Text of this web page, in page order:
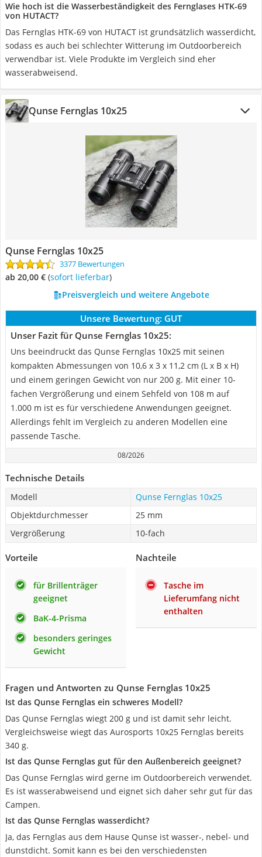
Wie hoch ist die Wasserbeständigkeit des Fernglases HTK-69
von HUTACT?
Das Fernglas HTK-69 von HUTACT ist grundsätzlich wasserdicht,
sodass es auch bei schlechter Witterung im Outdoorbereich
verwendbar ist. Viele Produkte im Vergleich sind eher
wasserabweisend.
Qunse Fernglas 10x25
Qunse Fernglas 10x25
3377 Bewertungen
ab 20,00 € ( Sofort lieferbar)
Preisvergleich und weitere Angebote
Unsere Bewertung: GUT
Unser Fazit für Qunse Fernglas 10x25:
Uns beeindruckt das Qunse Fernglas 10x25 mit seinen
kompakten Abmessungen von 10,6 x 3 x 11,2 cm (L x B x H)
und einem geringen Gewicht von nur 200 g. Mit einer 10-
fachen Vergrößerung und einem Sehfeld von 108 m auf
1.000 m ist es für verschiedene Anwendungen geeignet.
Allerdings fehlt im Vergleich zu anderen Modellen eine
passende Tasche.
08/2026
Technische Details
Modell
Qunse Fernglas 10x25
Objektdurchmesser
25 mm
Vergrößerung
10-fach
Vorteile
für Brillenträger
geeignet
BaK-4-Prisma
besonders geringes
Gewicht
Nachteile
Tasche im
Lieferumfang nicht
enthalten
Fragen und Antworten zu Qunse Fernglas 10x25
Ist das Qunse Fernglas ein schweres Modell?
Das Qunse Fernglas wiegt 200 g und ist damit sehr leicht.
Vergleichsweise wiegt das Aurosports 10x25 Fernglas bereits
340 g.
Ist das Qunse Fernglas gut für den Außenbereich geeignet?
Das Qunse Fernglas wird gerne im Outdoorbereich verwendet.
Es ist wasserabweisend und eignet sich daher sehr gut für das
Campen.
Ist das Qunse Fernglas wasserdicht?
Ja, das Fernglas aus dem Hause Qunse ist wasser-, nebel- und
dunstdicht. Somit kann es bei den verschiedensten